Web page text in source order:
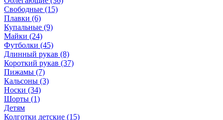
Свободные (15)
Плавки (6)
Купальные (9)
Майки (24)
Футболки (45)
Длинный рукав (8)
Короткий рукав (37)
Пижамы (7)
Кальсоны (3)
Носки (34)
Шорты (1)
Детям
Колготки детские (15)